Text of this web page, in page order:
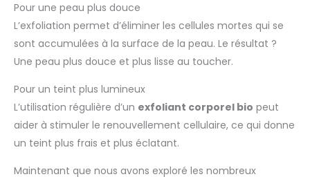
Pour une peau plus douce
L’exfoliation permet d’éliminer les cellules mortes qui se
sont accumulées à la surface de la peau. Le résultat ?
Une peau plus douce et plus lisse au toucher.
Pour un teint plus lumineux
L’utilisation régulière d’un exfoliant corporel bio peut
aider à stimuler le renouvellement cellulaire, ce qui donne
un teint plus frais et plus éclatant.
Maintenant que nous avons exploré les nombreux